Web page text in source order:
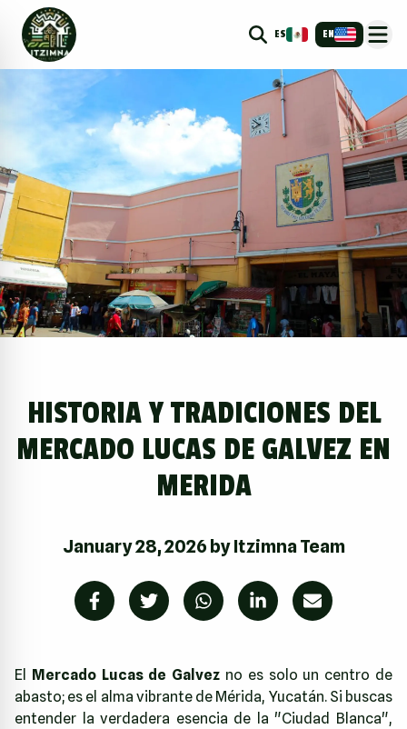
ES EN
HISTORIA Y TRADICIONES DEL
MERCADO LUCAS DE GALVEZ EN
MERIDA
January 28, 2026 byItzimna Team
El Mercado Lucas de Galvez no es solo un centro de
abasto; es el alma vibrante de Mérida, Yucatán. Si buscas
entender la verdadera esencia de la "Ciudad Blanca",